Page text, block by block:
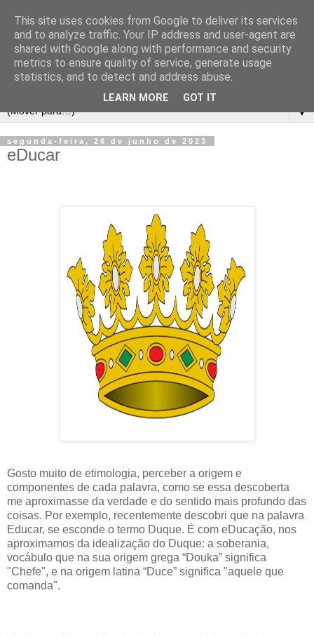
▼
segunda-feira, 26 de junho de 2023
eDucar
Gosto muito de etimologia, perceber a origem e
componentes de cada palavra, como se essa descoberta
me aproximasse da verdade e do sentido mais profundo das
coisas. Por exemplo, recentemente descobri que na palavra
Educar, se esconde o termo Duque. É com eDucação, nos
aproximamos da idealização do Duque: a soberania,
vocábulo que na sua origem grega “Douka” significa
"Chefe", e na origem latina “Duce” significa "aquele que
comanda".
This site uses cookies from Google to deliver its services
and to analyze traffic. Your IP address and user-agent are
shared with Google along with performance and security
metrics to ensure quality of service, generate usage
statistics, and to detect and address abuse.
LEARN MORE GOT IT